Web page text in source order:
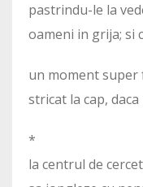
pastrindu-le la
oameni in grija; si
un moment super
stricat la cap,
*
la centrul de